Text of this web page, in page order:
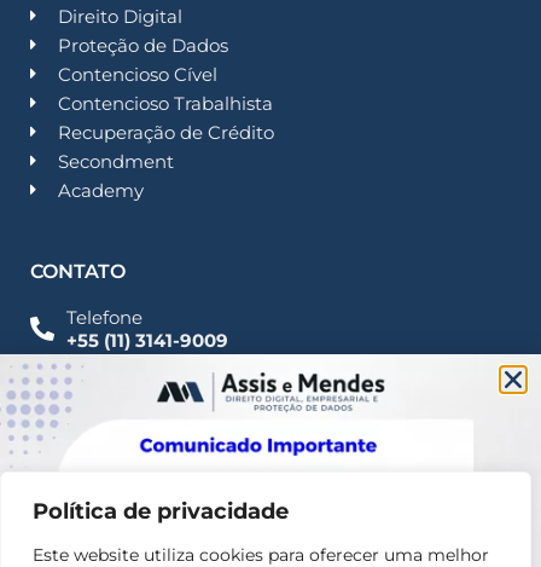
Política de privacidade
Este website utiliza cookies para oferecer uma melhor
Direito Digital
Proteção de Dados
Contencioso Cível
Contencioso Trabalhista
Recuperação de Crédito
Secondment
Academy
CONTATO
Telefone
+55 (11) 3141-9009
Imprensa
Fale Conosco
contato@assisemendes.com.br
Alameda Santos, 1165 Paulista - CEP 01419-001 -
SP